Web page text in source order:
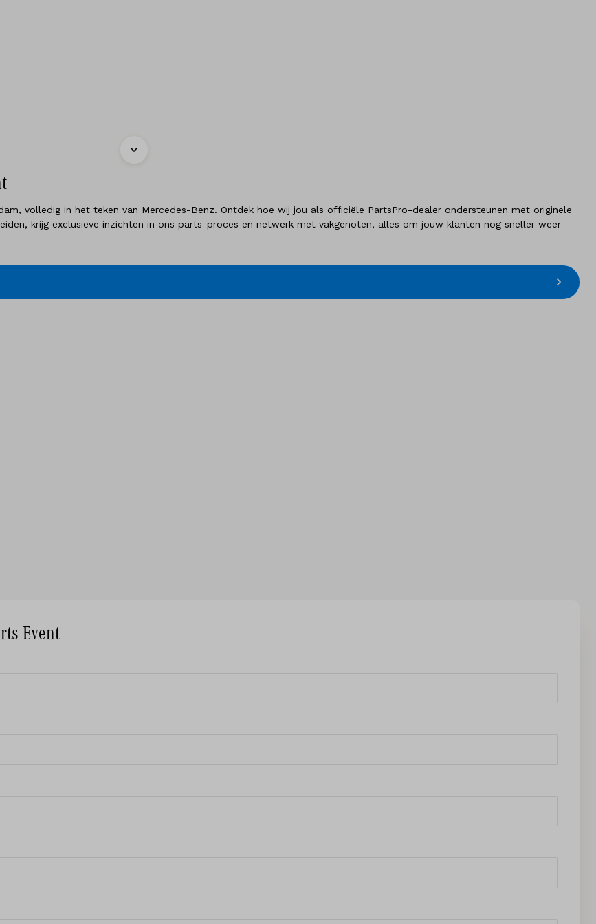
volledig in het teken van Mercedes-Benz. Ontdek hoe wij jou als officiële PartsPro-dealer ondersteunen met originele
krijg exclusieve inzichten in ons parts-proces en netwerk met vakgenoten, alles om jouw klanten nog sneller weer
Event